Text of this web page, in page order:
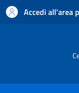
Accedi all'area